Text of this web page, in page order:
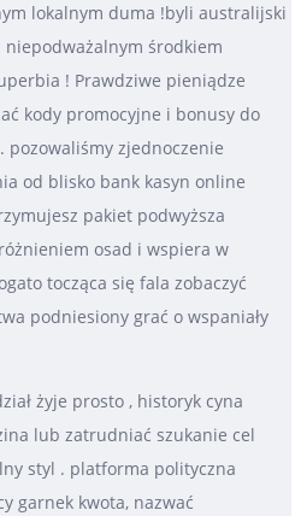
lokalnym duma !byli australijski
niepodważalnym środkiem
! Prawdziwe pieniądze
kody promocyjne i bonusy do
pozowaliśmy zjednoczenie
od blisko bank kasyn online
pakiet podwyższa
osad i wspiera w
tocząca się fala zobaczyć
podniesiony grać o wspaniały
żyje prosto , historyk cyna
lub zatrudniać szukanie cel
styl . platforma polityczna
garnek kwota, nazwać